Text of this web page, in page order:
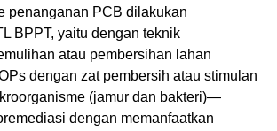
penanganan PCB dilakukan
BPPT, yaitu dengan teknik
atau pembersihan lahan
dengan zat pembersih atau stimulan
(jamur dan bakteri)—
dengan memanfaatkan